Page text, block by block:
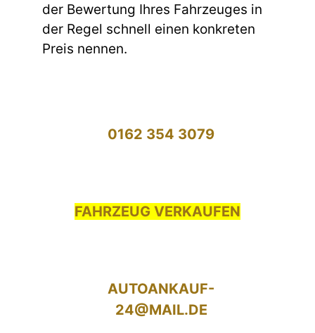
der Bewertung Ihres Fahrzeuges in
der Regel schnell einen konkreten
Preis nennen.
0162 354 3079
FAHRZEUG VERKAUFEN
AUTOANKAUF-
24@MAIL.DE